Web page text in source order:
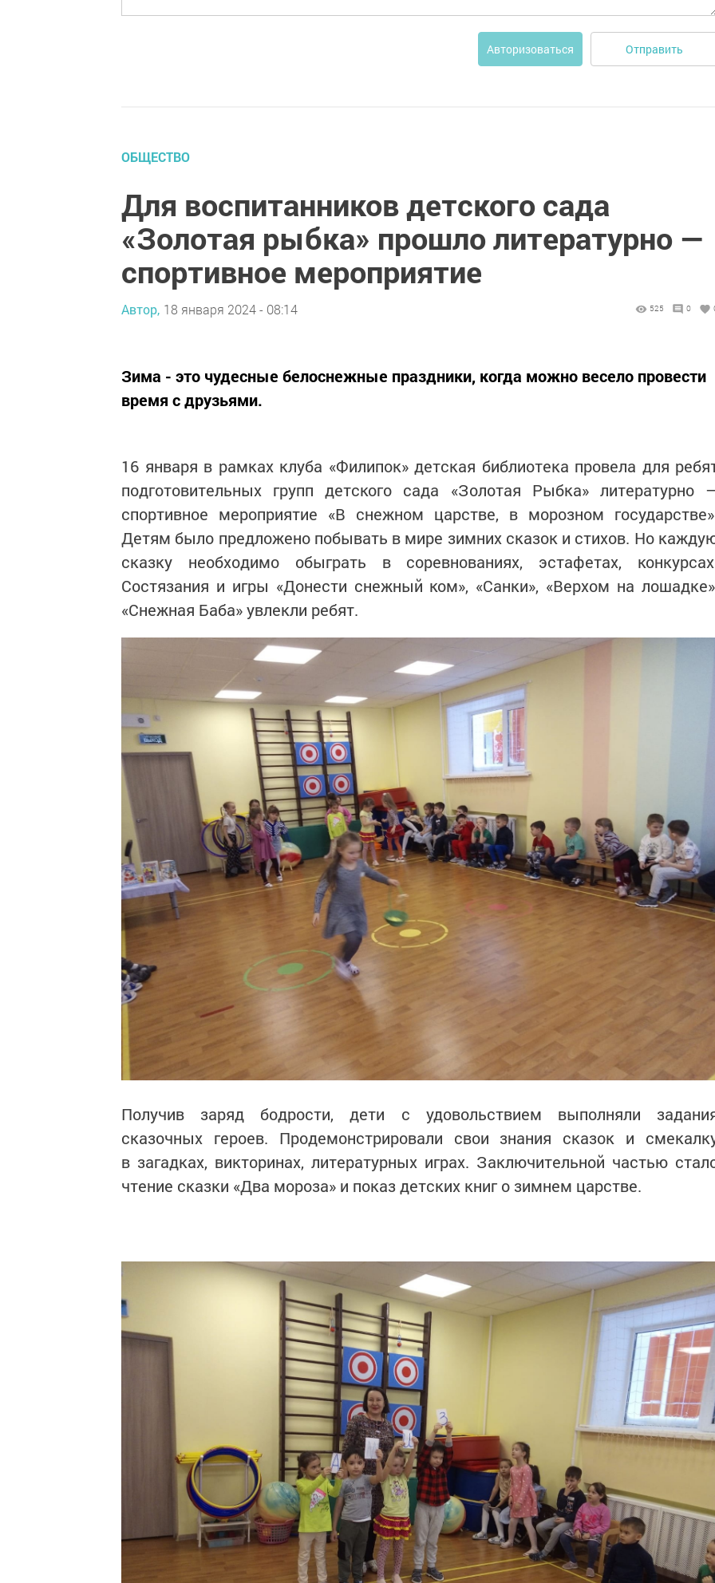
Авторизоваться Отправить
ОБЩЕСТВО
Для воспитанников детского сада
«Золотая рыбка» прошло литературно —
спортивное мероприятие
Автор, 18 января 2024 - 08:14 525 0
Зима - это чудесные белоснежные праздники, когда можно весело провести
время с друзьями.
16 января в рамках клуба «Филипок» детская библиотека провела для
подготовительных групп детского сада «Золотая Рыбка» литературно
спортивное мероприятие «В снежном царстве, в морозном
Детям было предложено побывать в мире зимних сказок и стихов. Но
сказку необходимо обыграть в соревнованиях, эстафетах,
Состязания и игры «Донести снежный ком», «Санки», «Верхом на
«Снежная Баба» увлекли ребят.
Получив заряд бодрости, дети с удовольствием выполняли
сказочных героев. Продемонстрировали свои знания сказок и
в загадках, викторинах, литературных играх. Заключительной частью
чтение сказки «Два мороза» и показ детских книг о зимнем царстве.